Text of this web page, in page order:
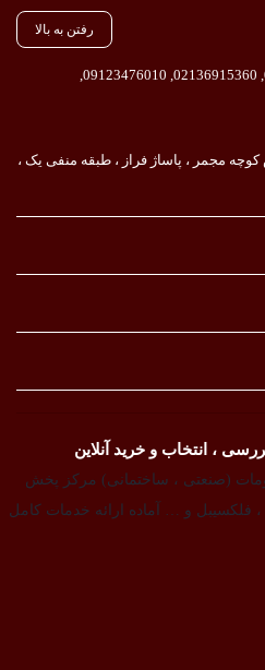
رفتن به بالا
02136915360
09123476010
کوچه مجمر ، پاساژ فراز ، طبقه منفی یک ،
، انتخاب و خرید آنلاین
(صنعتی ، ساختمانی) مرکز پخش
، فلکسیبل و … آماده ارائه خدمات کامل